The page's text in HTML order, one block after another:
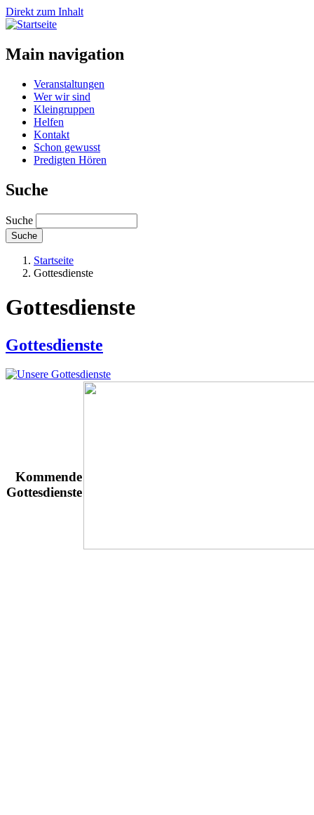
Direkt zum Inhalt
Main navigation
Veranstaltungen
Wer wir sind
Kleingruppen
Helfen
Kontakt
Schon gewusst
Predigten Hören
Suche
Suche
Startseite
Gottesdienste
Gottesdienste
Gottesdienste
Kommende
Gottesdienste